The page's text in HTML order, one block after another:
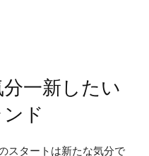
一新したい
ド
スタートは新たな気分で